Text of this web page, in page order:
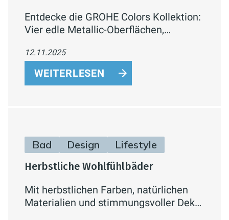
Entdecke die GROHE Colors Kollektion:
Vier edle Metallic-Oberflächen,
PVD-Technologie. Für ein Bad, das
Design, Qualität und Individualität
vereint.
12.11.2025
WEITERLESEN
Bad Design Lifestyle
Herbstliche Wohlfühlbäder
Mit herbstlichen Farben, natürlichen
Materialien und stimmungsvoller Deko